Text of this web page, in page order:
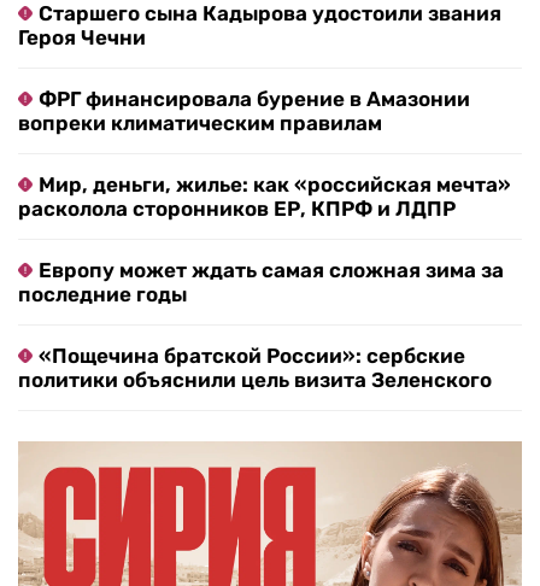
Старшего сына Кадырова удостоили звания
Героя Чечни
ФРГ финансировала бурение в Амазонии
вопреки климатическим правилам
Мир, деньги, жилье: как «российская мечта»
расколола сторонников ЕР, КПРФ и ЛДПР
Европу может ждать самая сложная зима за
последние годы
«Пощечина братской России»: сербские
политики объяснили цель визита Зеленского